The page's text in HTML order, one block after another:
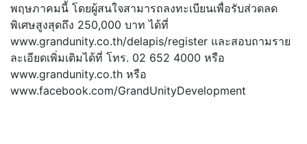
พฤษภาคมนี้ โดยผู้สนใจสามารถลงทะเบียนเพื่อรับส่วดลด
พิเศษสูงสุดถึง 250,000 บาท ได้ที่
www.grandunity.co.th/delapis/register และสอบถามราย
ละเอียดเพิ่มเติมได้ที่ โทร. 02 652 4000 หรือ
www.grandunity.co.th หรือ
www.facebook.com/GrandUnityDevelopment